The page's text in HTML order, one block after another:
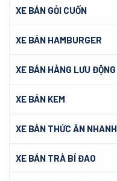
XE BÁN GỎI CUỐN
XE BÁN HAMBURGER
XE BÁN HÀNG LƯU ĐỘNG
XE BÁN KEM
XE BÁN THỨC ĂN NHANH
XE BÁN TRÀ BÍ ĐAO